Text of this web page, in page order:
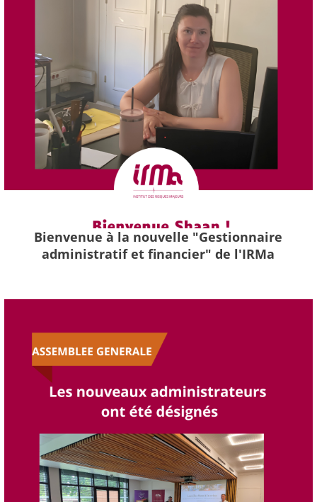
Bienvenue à la nouvelle "Gestionnaire
administratif et financier" de l'IRMa